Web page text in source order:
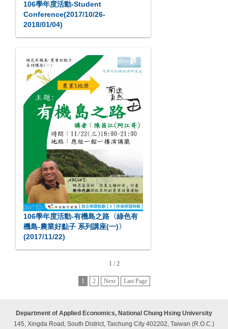
106學年度活動-Student
Conference(2017/10/26-
2018/01/04)
106學年度活動-有機島之路〈綠色有
機島-農業好點子 系列講座(一)〉
(2017/11/22)
1 / 2
1 2 Next Last Page
Department of Applied Economics, National Chung Hsing University
145, Xingda Road, South District, Taichung City 402202, Taiwan (R.O.C.)